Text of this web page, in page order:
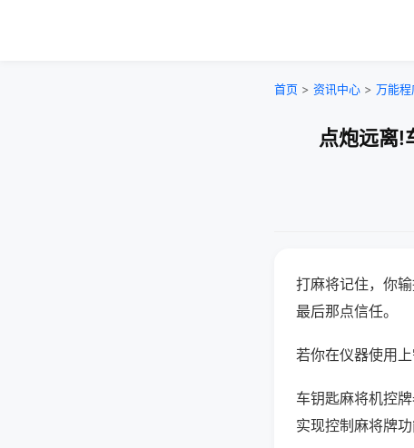
首页 > 资讯中心 > 万能程
点炮远离!
打麻将记住，你
最后那点信任。
若你在仪器使用
车钥匙麻将机控
实现控制麻将牌功